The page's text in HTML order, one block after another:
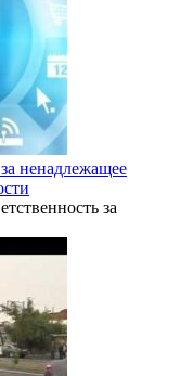
ненадлежащее
за